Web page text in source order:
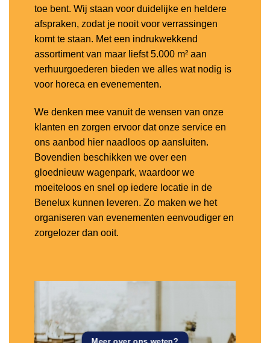
toe bent. Wij staan voor duidelijke en heldere
afspraken, zodat je nooit voor verrassingen
komt te staan. Met een indrukwekkend
assortiment van maar liefst 5.000 m² aan
verhuurgoederen bieden we alles wat nodig is
voor horeca en evenementen.
We denken mee vanuit de wensen van onze
klanten en zorgen ervoor dat onze service en
ons aanbod hier naadloos op aansluiten.
Bovendien beschikken we over een
gloednieuw wagenpark, waardoor we
moeiteloos en snel op iedere locatie in de
Benelux kunnen leveren. Zo maken we het
organiseren van evenementen eenvoudiger en
zorgelozer dan ooit.